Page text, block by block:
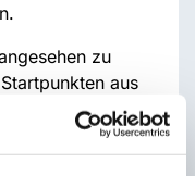
zu
aus
unterwegs ihre
und was es
werden. Impulse